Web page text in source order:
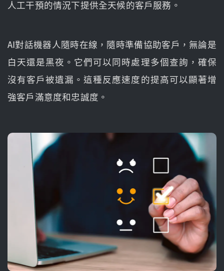
人工干預的情況下提供全天候的客戶服務。
AI對話機器人隨時在線，隨時準備協助客戶，無論是
白天還是黑夜。它們可以同時處理多個查詢，確保
沒有客戶被遺漏。這種反應速度的提高可以顯著增
強客戶滿意度和忠誠度。